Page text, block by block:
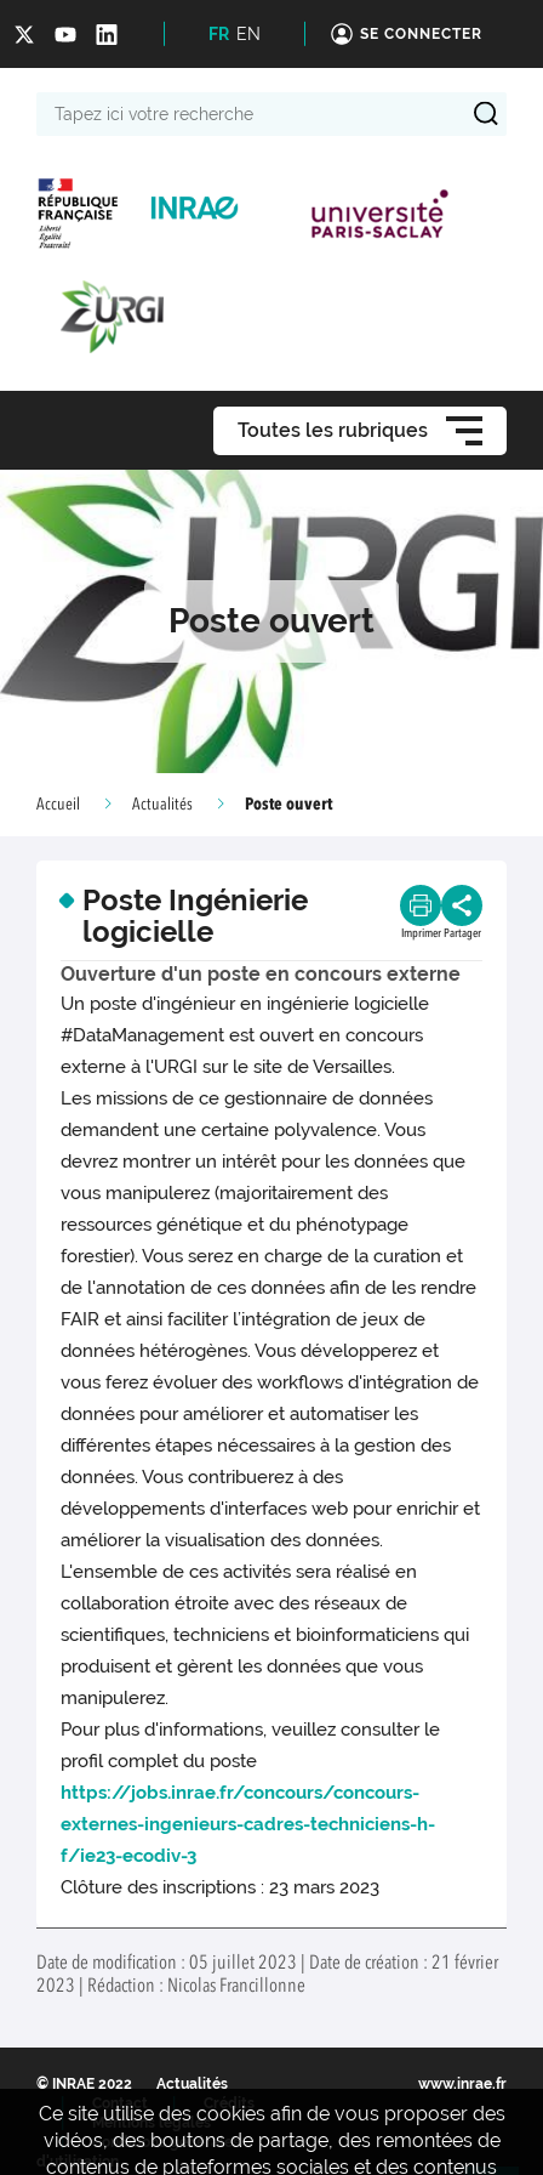
FR EN SE CONNECTER
Toutes les rubriques
Poste ouvert
Accueil Actualités Poste ouvert
Poste Ingénierie
logicielle
Imprimer Partager
Ouverture d'un poste en concours externe
Un poste d'ingénieur en ingénierie logicielle
#DataManagement est ouvert en concours
externe à l'URGI sur le site de Versailles.
Les missions de ce gestionnaire de données
demandent une certaine polyvalence. Vous
devrez montrer un intérêt pour les données que
vous manipulerez (majoritairement des
ressources génétique et du phénotypage
forestier). Vous serez en charge de la curation et
de l'annotation de ces données afin de les rendre
FAIR et ainsi faciliter l’intégration de jeux de
données hétérogènes. Vous développerez et
vous ferez évoluer des workflows d'intégration de
données pour améliorer et automatiser les
différentes étapes nécessaires à la gestion des
données. Vous contribuerez à des
développements d'interfaces web pour enrichir et
améliorer la visualisation des données.
L'ensemble de ces activités sera réalisé en
collaboration étroite avec des réseaux de
scientifiques, techniciens et bioinformaticiens qui
produisent et gèrent les données que vous
manipulerez.
Pour plus d'informations, veuillez consulter le
profil complet du poste
https://jobs.inrae.fr/concours/concours-
externes-ingenieurs-cadres-techniciens-h-
f/ie23-ecodiv-3
Clôture des inscriptions : 23 mars 2023
Date de modification : 05 juillet 2023 | Date de création : 21 février
2023 | Rédaction : Nicolas Francillonne
Ce site utilise des cookies afin de vous proposer des
vidéos, des boutons de partage, des remontées de
contenus de plateformes sociales et des contenus
© INRAE 2022
Actualités
Contact
Crédits
Mentions legales
Conditions générales
d'utilisation
www.inrae.fr